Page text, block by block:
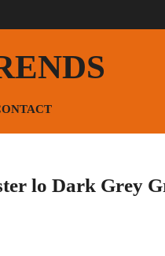
lo Dark Grey